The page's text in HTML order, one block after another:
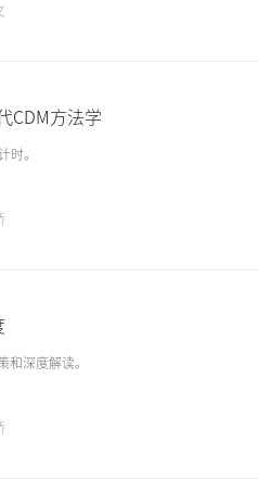
CDM方法学
时。
深度解读。